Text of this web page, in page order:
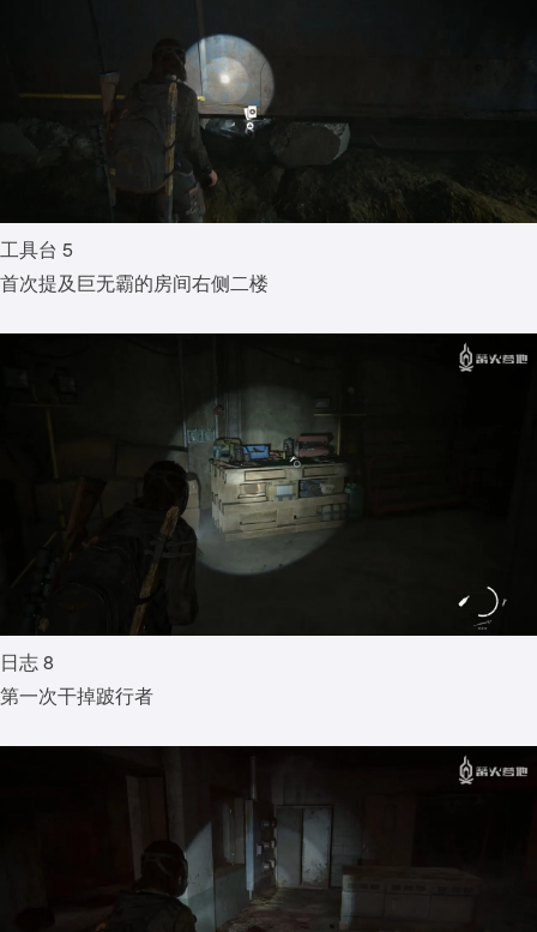
工具台 5
首次提及巨无霸的房间右侧二楼
日志 8
第一次干掉跛行者